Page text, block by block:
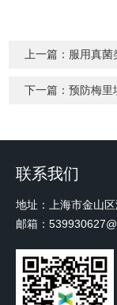
上一篇： 服用真菌
下一篇：预防梅里
联系我们
地址：上海市金山
邮箱：